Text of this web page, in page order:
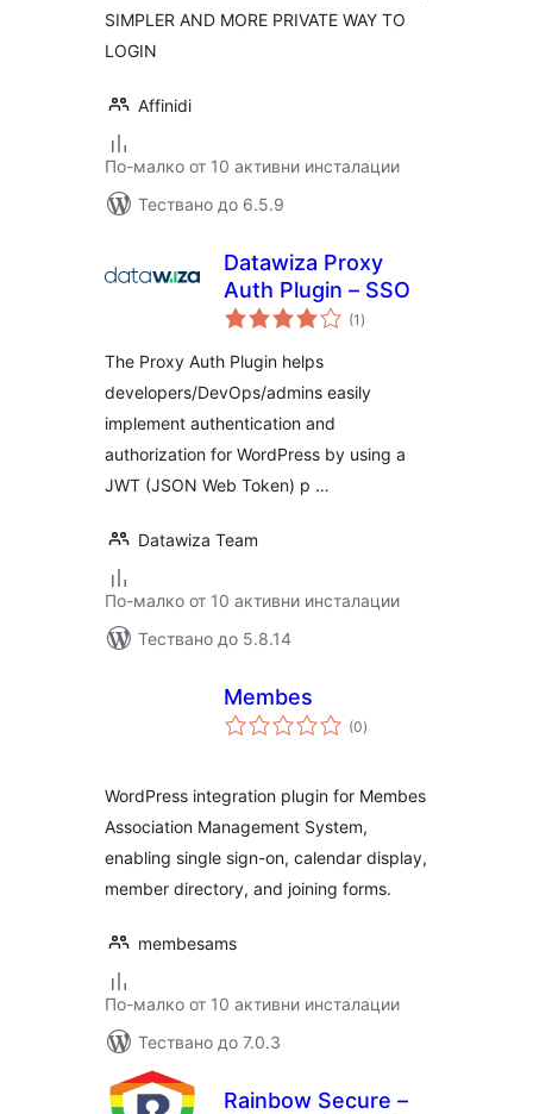
SIMPLER AND MORE PRIVATE WAY TO
LOGIN
Affinidi
По-малко от 10 активни инсталации
Тествано до 6.5.9
Datawiza Proxy
Auth Plugin – SSO
(1 общо
оценки
)
The Proxy Auth Plugin helps
developers/DevOps/admins easily
implement authentication and
authorization for WordPress by using a
JWT (JSON Web Token) p …
Datawiza Team
По-малко от 10 активни инсталации
Тествано до 5.8.14
Membes
(0общо
оценки
)
WordPress integration plugin for Membes
Association Management System,
enabling single sign-on, calendar display,
member directory, and joining forms.
membesams
По-малко от 10 активни инсталации
Тествано до 7.0.3
Rainbow Secure –